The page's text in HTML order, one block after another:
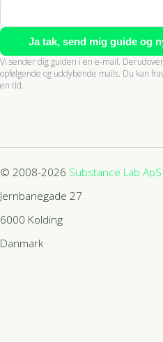
Ja tak, send mig guide og
Vi sender dig guiden i en e-mail.
opfølgende og uddybende mails. Du kan
en tid.
© 2008-2026 Substance Lab ApS
Jernbanegade 27
6000 Kolding
Danmark